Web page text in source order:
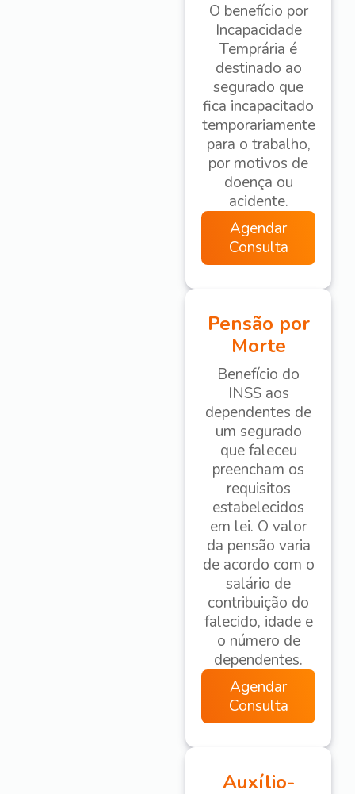
O benefício por
Incapacidade
Temprária é
destinado ao
segurado que
fica incapacitado
temporariamente
para o trabalho,
por motivos de
doença ou
acidente.
Agendar
Consulta
Pensão por
Morte
Benefício do
INSS aos
dependentes de
um segurado
que faleceu
preencham os
requisitos
estabelecidos
em lei. O valor
da pensão varia
de acordo com o
salário de
contribuição do
falecido, idade e
o número de
dependentes.
Agendar
Consulta
Auxílio-